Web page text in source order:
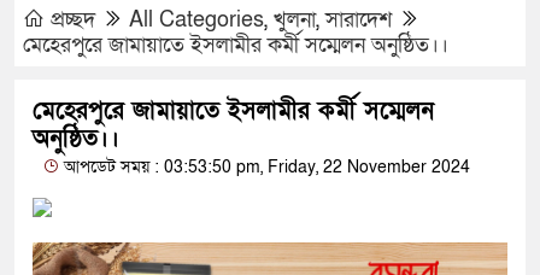
প্রচ্ছদ All Categories, খুলনা,সারাদেশ
মেহেরপুরে জামায়াতে ইসলামীর কর্মী সম্মেলন অনুষ্ঠিত।।
মেহেরপুরে জামায়াতে ইসলামীর কর্মী সম্মেলন
অনুষ্ঠিত।।
আপডেট সময় : 03:53:50 pm, Friday, 22 November 2024